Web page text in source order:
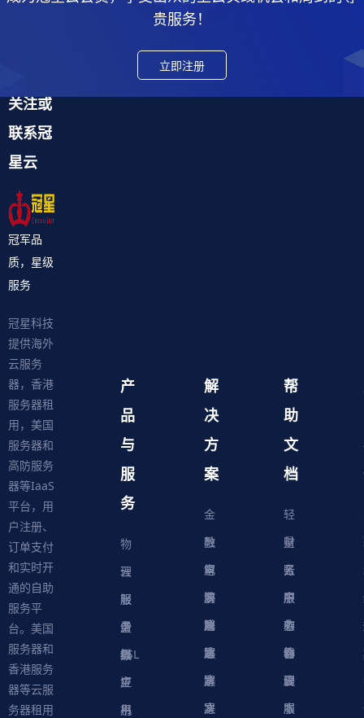
贵服务！
立即注册
关注或
联系冠
星云
冠军品
质，星级
服务
冠星科技
提供海外
云服务
器，香港
服务器租
用，美国
服务器和
高防服务
器等IaaS
平台，用
户注册、
订单支付
和实时开
通的自助
服务平
台。美国
服务器和
香港服务
器等云服
务器租用
产
品
与
服
务
物
理
服
务
器
云
服
务
器
轻
量
级
应
用
虚
拟
主
机
SSL
证
书
解
决
方
案
金
融
解
决
方
案
教
育
解
决
方
案
电
商
解
决
方
案
游
戏
解
决
方
网
站
解
决
帮
助
文
档
轻
量
云
服
务
器
财
务
中
心
账
户
中
心
服
务
协
议
软
件
脚
本
物
理
服
云
服